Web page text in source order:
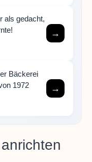
als gedacht,
→
Bäckerei
1972
→